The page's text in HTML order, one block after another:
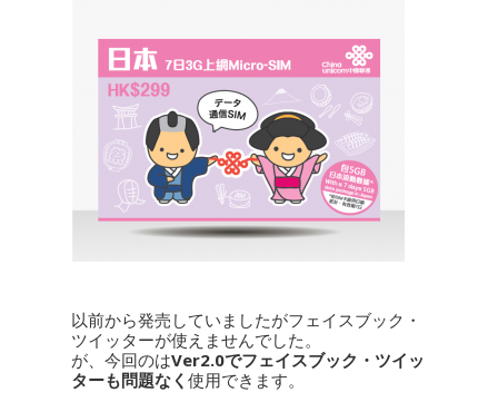
以前から発売していましたがフェイスブック・
ツイッターが使えませんでした。
が、今回のはVer2.0でフェイスブック・ツイッ
ターも問題なく 使用できます。